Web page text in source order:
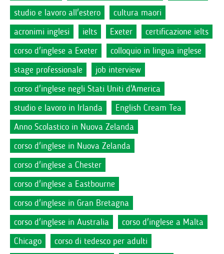
studio e lavoro all'estero
cultura maori
acronimi inglesi
ielts Exeter
certificazione ielts
corso d'inglese a Exeter
colloquio in lingua inglese
stage professionale
job interview
corso d'inglese negli Stati Uniti d'America
studio e lavoro in Irlanda
English Cream Tea
Anno Scolastico in Nuova Zelanda
corso d'inglese in Nuova Zelanda
corso d'inglese a Chester
corso d'inglese a Eastbourne
corso d'inglese in Gran Bretagna
corso d'inglese in Australia
corso d'inglese a Malta
Chicago
corso di tedesco per adulti